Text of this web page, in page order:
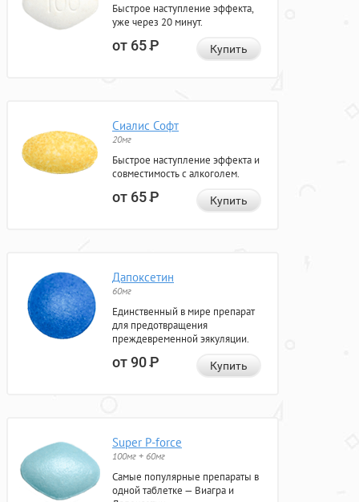
Быстрое наступление эффекта,
уже через 20 минут.
от 65Р Купить
Сиалис Софт
20мг
Быстрое наступление эффекта и
совместимость с алкоголем.
от 65Р Купить
Дапоксетин
60мг
Единственный в мире препарат
для предотвращения
преждевременной эякуляции.
от 90Р Купить
Super P-force
100мг + 60мг
Самые популярные препараты в
одной таблетке — Виагра и